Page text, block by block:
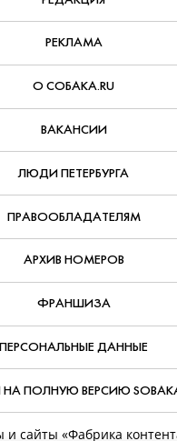
РЕКЛАМА
О СОБАКА.RU
ВАКАНСИИ
ЛЮДИ ПЕТЕРБУРГА
ПРАВООБЛАДАТЕЛЯМ
АРХИВ НОМЕРОВ
ФРАНШИЗА
ПЕРСОНАЛЬНЫЕ ДАННЫЕ
НА ПОЛНУЮ ВЕРСИЮ
сайты «Фабрика контента